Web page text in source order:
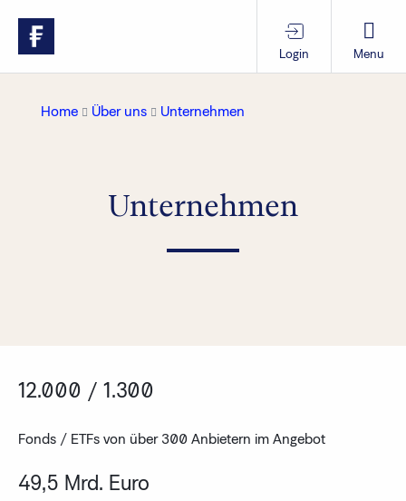
Login Menu
Produkte & Services
Anlegende
Home Über uns Unternehmen
Unternehmen
12.000 / 1.300
Fonds / ETFs von über 300 Anbietern im Angebot
49,5 Mrd. Euro